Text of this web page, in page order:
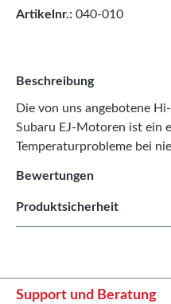
Artikelnr.: 040-010
Beschreibung
Die von uns angebotene
Subaru EJ-Motoren ist ein
Temperaturprobleme bei
Bewertungen
Produktsicherheit
Support und Beratung